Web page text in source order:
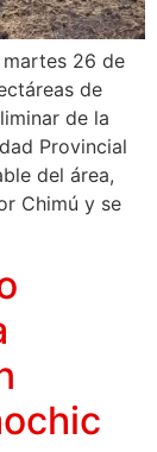
26 de
de
de la
Provincial
del área,
Chimú y se